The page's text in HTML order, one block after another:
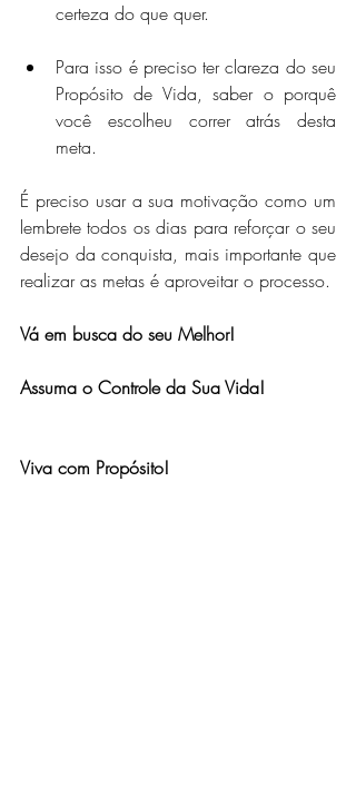
certeza do que quer.
Para isso é preciso ter clareza do seu
Propósito de Vida, saber o porquê
você escolheu correr atrás desta
meta.
É preciso usar a sua motivação como um
lembrete todos os dias para reforçar o seu
desejo da conquista, mais importante que
realizar as metas é aproveitar o processo.
Vá em busca do seu Melhor!
Assuma o Controle da Sua Vida!
Viva com Propósito!